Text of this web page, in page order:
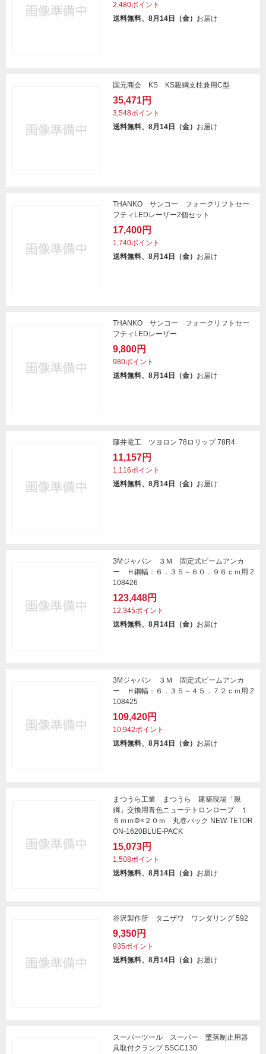
2,480ポイント
送料無料、8月14日（金） お届け
国元商会 KS KS親綱支柱兼用C型
35,471円
3,548ポイント
送料無料、8月14日（金） お届け
THANKO サンコー フォークリフトセー
フティLEDレーザー2個セット
17,400円
1,740ポイント
送料無料、8月14日（金） お届け
THANKO サンコー フォークリフトセー
フティLEDレーザー
9,800円
980ポイント
送料無料、8月14日（金） お届け
藤井電工 ツヨロン 78ロリップ 78R4
11,157円
1,116ポイント
送料無料、8月14日（金） お届け
3Mジャパン ３Ｍ 固定式ビームアンカ
ー Ｈ鋼幅：６．３５～６０．９６ｃｍ用 2
108426
123,448円
12,345ポイント
送料無料、8月14日（金） お届け
3Mジャパン ３Ｍ 固定式ビームアンカ
ー Ｈ鋼幅：６．３５～４５．７２ｃｍ用 2
108425
109,420円
10,942ポイント
送料無料、8月14日（金） お届け
まつうら工業 まつうら 建築現場「親
綱」交換用青色ニューテトロンロープ １
６ｍｍΦ×２０ｍ 丸巻パック NEW-TETOR
ON-1620BLUE-PACK
15,073円
1,508ポイント
送料無料、8月14日（金） お届け
谷沢製作所 タニザワ ワンダリング 592
9,350円
935ポイント
送料無料、8月14日（金） お届け
スーパーツール スーパー 墜落制止用器
具取付クランプ SSCC130